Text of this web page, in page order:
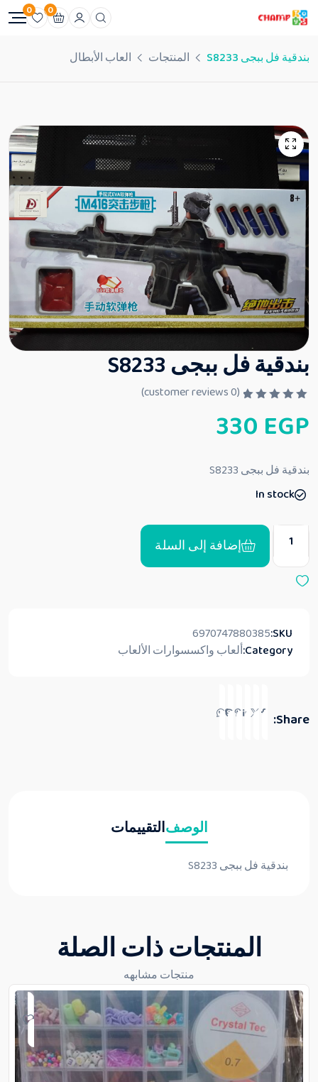
0
0
بندقية فل ببجى S8233 المنتجات العاب الأبطال
بندقية فل ببجى S8233
م
ا
ي
م
ن
(
0
330 EGP
بندقية فل ببجى S8233
In stock
إضافة إلى السلة
SKU:
6970747880385
Category:ألعاب واكسسوارات الألعاب
Share:
الوصفالتقييمات
بندقية فل ببجى S8233
المنتجات ذات الصلة
منتجات مشابهه